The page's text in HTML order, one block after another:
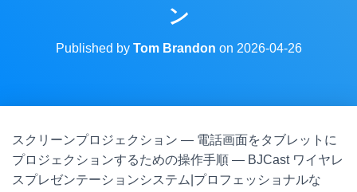
ン
Published by Tom Brandon on 2026-04-26
スクリーンプロジェクション — 電話画面をタブレットに
プロジェクションするための操作手順 — BJCast ワイヤレ
スプレゼンテーションシステム|プロフェッショナルな